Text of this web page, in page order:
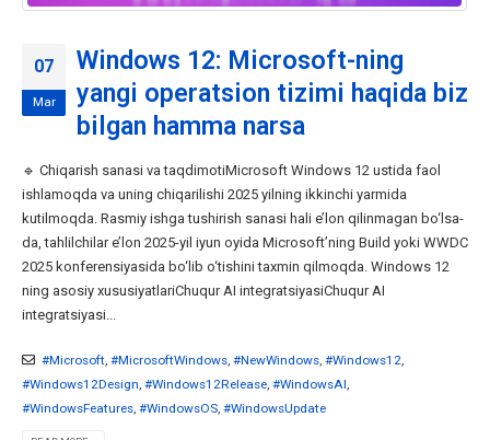
07
Mar
Windows 12: Microsoft-ning
yangi operatsion tizimi haqida biz
bilgan hamma narsa
🔹 Chiqarish sanasi va taqdimotiMicrosoft Windows 12 ustida faol
ishlamoqda va uning chiqarilishi 2025 yilning ikkinchi yarmida
kutilmoqda. Rasmiy ishga tushirish sanasi hali e’lon qilinmagan bo‘lsa-
da, tahlilchilar e’lon 2025-yil iyun oyida Microsoft’ning Build yoki WWDC
2025 konferensiyasida bo‘lib o‘tishini taxmin qilmoqda. Windows 12
ning asosiy xususiyatlariChuqur AI integratsiyasiChuqur AI
integratsiyasi...
#Microsoft, #MicrosoftWindows, #NewWindows, #Windows12,
#Windows12Design, #Windows12Release, #WindowsAI,
#WindowsFeatures, #WindowsOS, #WindowsUpdate